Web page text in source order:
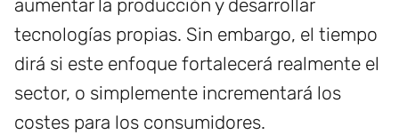
aumentar la producción y desarrollar
tecnologías propias. Sin embargo, el tiempo
dirá si este enfoque fortalecerá realmente el
sector, o simplemente incrementará los
costes para los consumidores.